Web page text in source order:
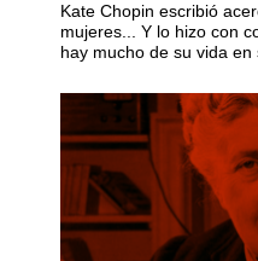
Kate Chopin escribió
mujeres... Y lo hizo con
hay mucho de su vida en